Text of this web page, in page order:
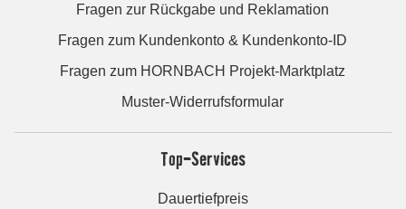
Fragen zur Rückgabe und Reklamation
Fragen zum Kundenkonto & Kundenkonto-ID
Fragen zum HORNBACH Projekt-Marktplatz
Muster-Widerrufsformular
Top-Services
Dauertiefpreis